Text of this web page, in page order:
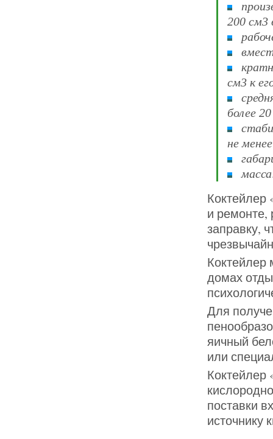
200 см3
см3 к
более
не
Коктейлер
и ремонте,
заправку,
Коктейлер
домах
Для
яичный
или
Коктейлер
поставки
источнику